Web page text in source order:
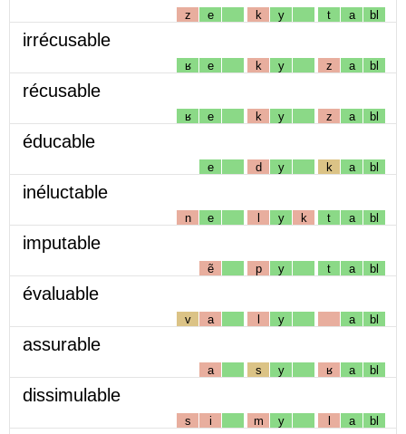
z e k y t a bl
irrécusable
ʁ e k y z a bl
récusable
ʁ e k y z a bl
éducable
e d y k a bl
inéluctable
n e l y k t a bl
imputable
ẽ p y t a bl
évaluable
v a l y a bl
assurable
a s y ʁ a bl
dissimulable
s i m y l a bl